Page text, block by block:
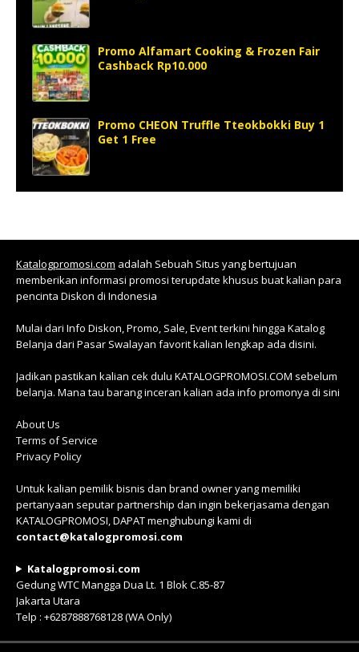
Promo Alfamart Cooking & Frozen Fair
Cashback Rp10.000
Promo CHEON Truffle Tteokbokki Buy 1
Get 1 Free
Katalogpromosi.com adalah Sebuah Situs yang bertujuan
memberikan informasi promosi terupdate khusus buat kalian para
pencinta Diskon di Indonesia
Mulai dari Info Diskon, Promo, Sale, Event terkini hingga Katalog
Belanja dari Pasar Swalayan favorit kalian lengkap ada disini.
Jadikan pastikan kalian cek dulu KATALOGPROMOSI.COM sebelum
belanja. Mana tau barang inceran kalian ada info promonya di sini
About Us
Terms of Service
Privacy Policy
Untuk kalian pemilik bisnis dan brand owner yang memiliki
pertanyaan seputar partnership dan ingin bekerjasama dengan
KATALOGPROMOSI, DAPAT menghubungi kami di
contact@katalogpromosi.com
Katalogpromosi.com
Gedung WTC Mangga Dua Lt. 1 Blok C.85-87
Jakarta Utara
Telp : +6287888768128 (WA Only)